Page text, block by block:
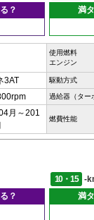
？
満
使用燃料
エンジン
3AT 駆動方式
過給器（ター
月～201
燃費性能
10・15
-
？
満